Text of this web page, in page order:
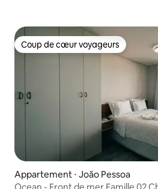
Coup de cœur voyageurs
Coup de cœur voyageurs
Appartement ⋅ João Pessoa